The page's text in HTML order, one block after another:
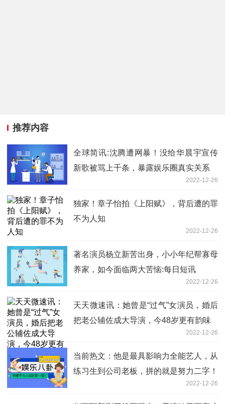
推荐内容
全球简讯:沈腾遭网暴！没给华晨宇宣传
新歌被骂上千条，暴露娱乐圈真实关系
2022-12-26
独家！章子怡拍《上阳赋》，背后遭的罪
不为人知
2022-12-26
著名演员杨立新苦出身，小小年纪帮寡母
养家，如今面临两大苦恼:每日短讯
2022-12-26
天天微速讯：她曾是“过气”女演员，婚后
把老公辅佐成大导演，今48岁更有韵味
2022-12-26
当前热文：他是最具影响力全能艺人，从
练习生到公司老板，拼的就是努力二字！
2022-12-26